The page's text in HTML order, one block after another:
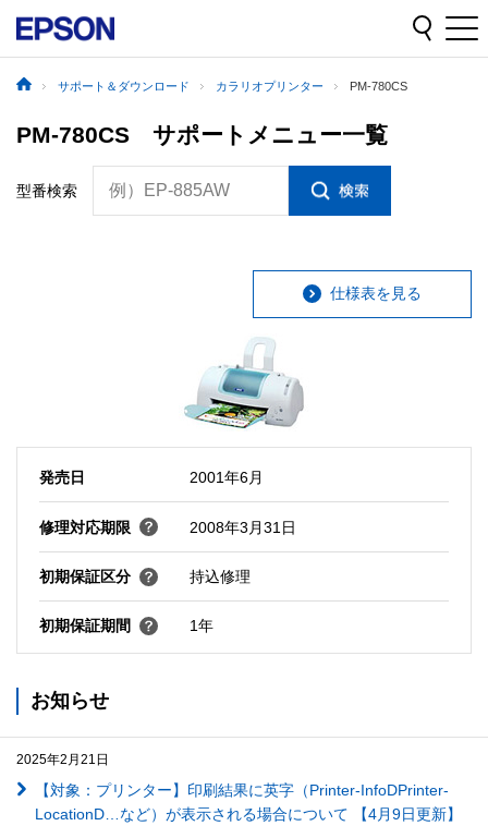
サポート＆ダウンロード カラリオプリンター PM-780CS
PM-780CS サポートメニュー一覧
型番検索 例）EP-885AW
仕様表を見る
発売日 2001年6月
修理対応期限 2008年3月31日
初期保証区分 持込修理
初期保証期間 1年
お知らせ
2025年2月21日
【対象：プリンター】印刷結果に英字（Printer-InfoDPrinter-
LocationD…など）が表示される場合について 【4月9日更新】